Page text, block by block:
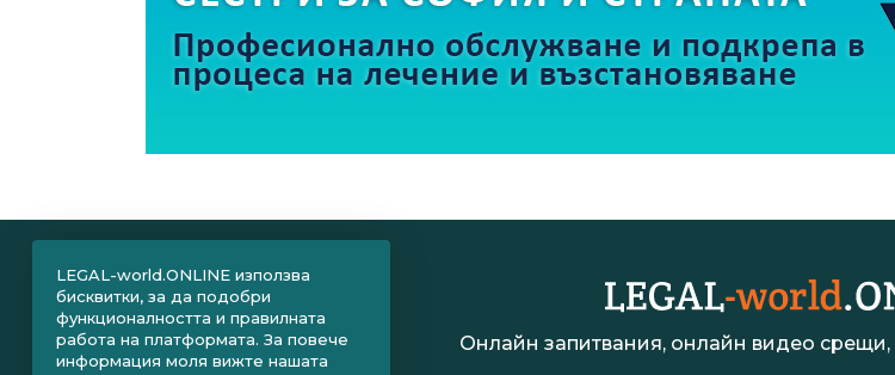
Онлайн запитвания, онлайн видео срещи,
LEGAL-world.ONLINE използва
бисквитки, за да подобри
функционалността и правилната
работа на платформата. За повече
информация моля вижте нашата